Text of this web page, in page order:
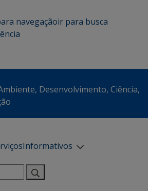
navegaçãoir para busca
Desenvolvimento, Ciência,
Informativos